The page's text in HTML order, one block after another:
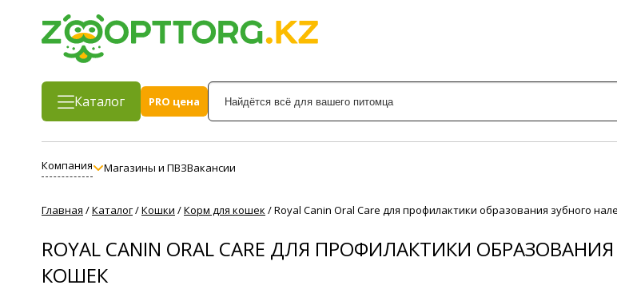
Каталог
PRO цена
Компания Магазины и ПВЗВакансии
Главная /Каталог/Кошки /Корм для кошек /Royal Canin Oral Care для профилактики образования зубного
ROYAL CANIN ORAL CARE ДЛЯ ПРОФИЛАКТИКИ
КОШЕК